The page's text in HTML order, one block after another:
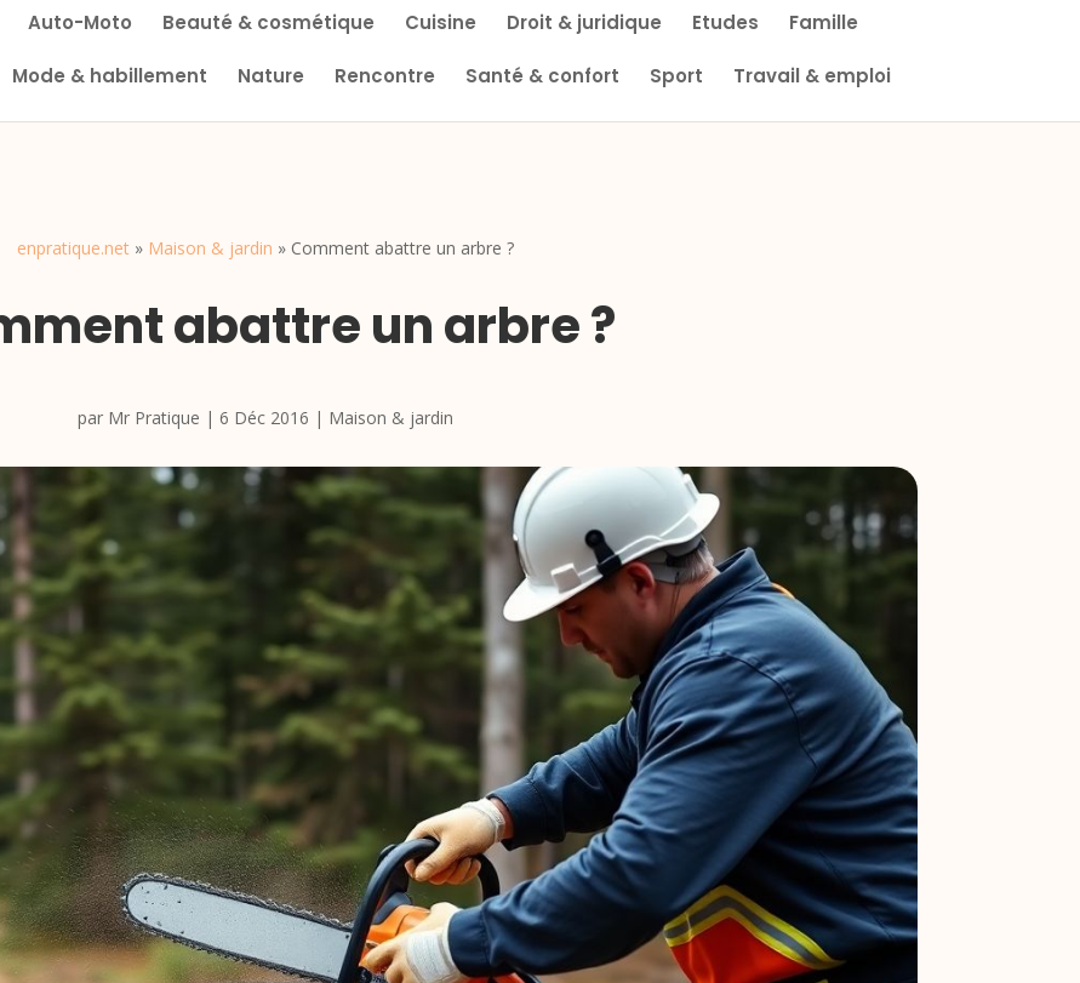
Auto-Moto Beauté & cosmétique Cuisine Droit & juridique Etudes Famille
Mode & habillement Nature Rencontre Santé & confort Sport Travail & emploi
enpratique.net » Maison & jardin » Comment abattre un arbre ?
abattre un arbre ?
par Mr Pratique | 6 Déc 2016 | Maison & jardin